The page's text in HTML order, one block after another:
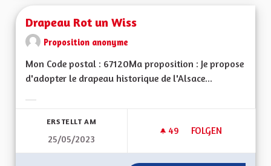
Drapeau Rot un Wiss
Proposition anonyme
Mon Code postal : 67120Ma proposition : Je propose
d'adopter le drapeau historique de l'Alsace...
ERSTELLT AM
25/05/2023
49 49 FOLLOWER
FOLGEN
DRAPEAU ROT UN